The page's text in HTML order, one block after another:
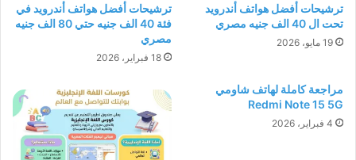
ترشيحات أفضل هواتف أندرويد
تحت ال 40 الف جنيه مصري
19 مايو، 2026
ترشيحات أفضل هواتف أندرويد في
فئة 40 الف جنيه حتي 80 الف جنيه
مصري
18 فبراير، 2026
مراجعة كاملة لهاتف شاومي
Redmi Note 15 5G
4 فبراير، 2026